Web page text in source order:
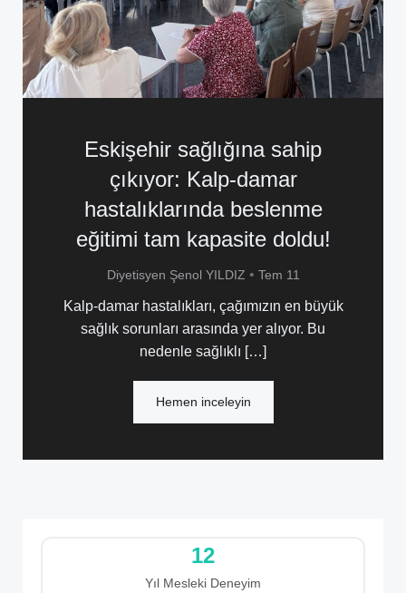
Eskişehir sağlığına sahip
çıkıyor: Kalp-damar
hastalıklarında beslenme
eğitimi tam kapasite doldu!
Diyetisyen Şenol YILDIZ • Tem 11
Kalp-damar hastalıkları, çağımızın en büyük
sağlık sorunları arasında yer alıyor. Bu
nedenle sağlıklı […]
Hemen inceleyin
12
Yıl Mesleki Deneyim